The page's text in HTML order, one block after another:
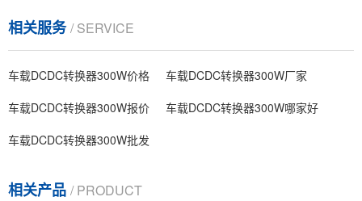
相关服务/ SERVICE
车载DCDC转换器300W价格
车载DCDC转换器300W厂家
车载DCDC转换器300W报价
车载DCDC转换器300W哪家好
车载DCDC转换器300W批发
相关产品 / PRODUCT